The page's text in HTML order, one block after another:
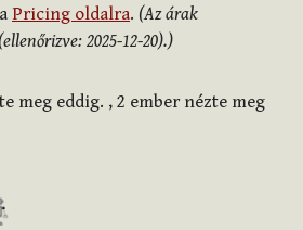
Pricing oldalra. (Az árak
2025-12-20).)
meg eddig. , 2 ember nézte meg